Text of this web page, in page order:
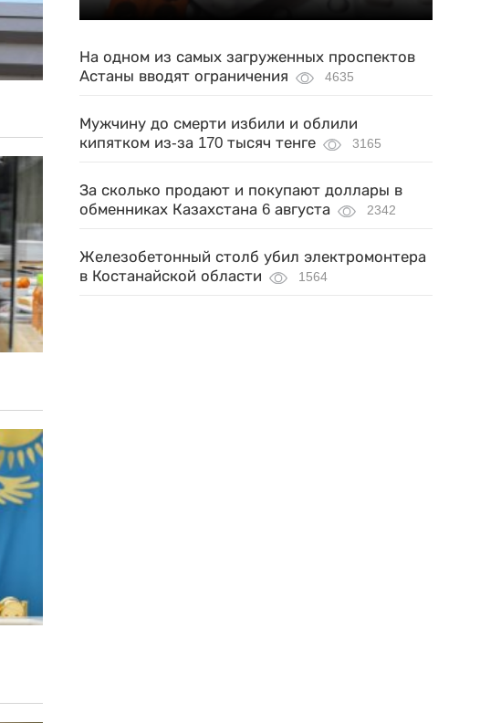
На одном из самых загруженных проспектов
Астаны вводят ограничения
4635
Мужчину до смерти избили и облили
кипятком из-за 170 тысяч тенге
3165
За сколько продают и покупают доллары в
обменниках Казахстана 6 августа
2342
Железобетонный столб убил электромонтера
в Костанайской области
1564